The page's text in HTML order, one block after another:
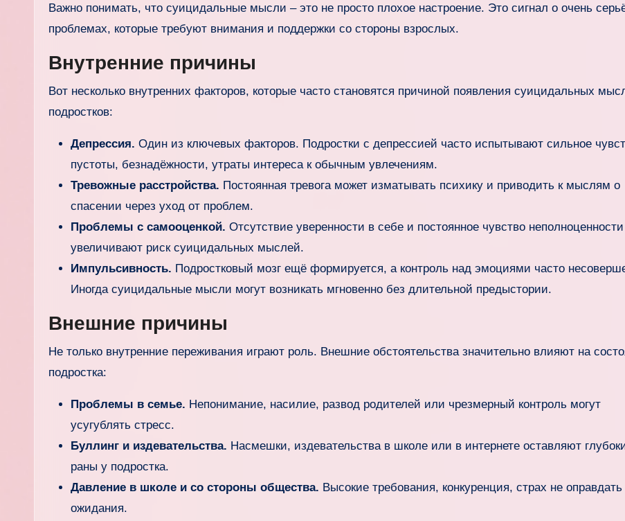
Важно понимать, что суицидальные мысли – это не просто плохое настроение. Это сигнал о очень
проблемах, которые требуют внимания и поддержки со стороны взрослых.
Внутренние причины
Вот несколько внутренних факторов, которые часто становятся причиной появления суицидальных
подростков:
Депрессия. Один из ключевых факторов. Подростки с депрессией часто испытывают сильное
пустоты, безнадёжности, утраты интереса к обычным увлечениям.
Тревожные расстройства. Постоянная тревога может изматывать психику и приводить к мыслям о
спасении через уход от проблем.
Проблемы с самооценкой. Отсутствие уверенности в себе и постоянное чувство неполноценности
увеличивают риск суицидальных мыслей.
Импульсивность. Подростковый мозг ещё формируется, а контроль над эмоциями часто
Иногда суицидальные мысли могут возникать мгновенно без длительной предыстории.
Внешние причины
Не только внутренние переживания играют роль. Внешние обстоятельства значительно влияют на
подростка:
Проблемы в семье. Непонимание, насилие, развод родителей или чрезмерный контроль могут
усугублять стресс.
Буллинг и издевательства. Насмешки, издевательства в школе или в интернете оставляют
раны у подростка.
Давление в школе и со стороны общества. Высокие требования, конкуренция, страх не оправдать
ожидания.